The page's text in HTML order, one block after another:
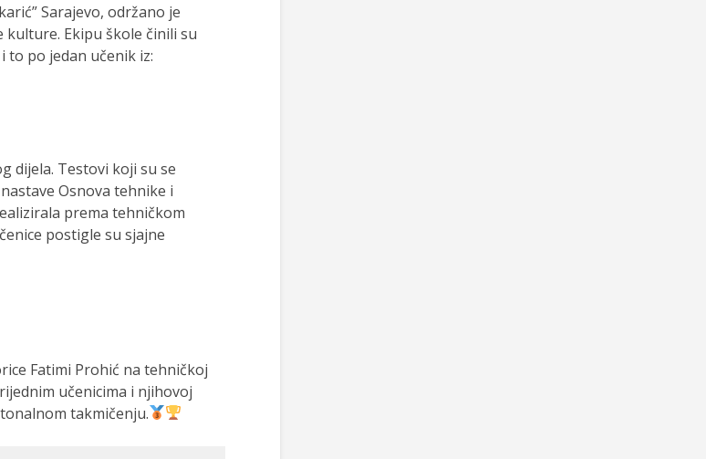
Sarajevo, održano je
Ekipu škole činili su
to po jedan učenik iz:
dijela. Testovi koji su se
Osnova tehnike i
prema tehničkom
postigle su sjajne
Fatimi Prohić na tehničkoj
učenicima i njihovoj
takmičenju.